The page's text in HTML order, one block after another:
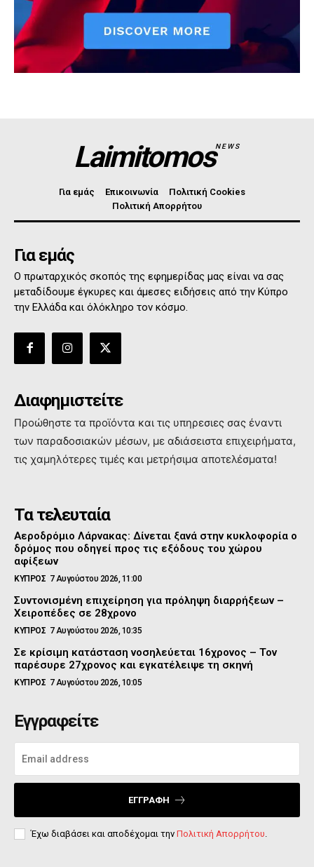
LaimitomosNEWS
Για εμάς Επικοινωνία
Πολιτική Cookies
Πολιτική Απορρήτου
Για εμάς
Ο πρωταρχικός σκοπός της εφημερίδας μας είναι να σας
μεταδίδουμε έγκυρες και άμεσες ειδήσεις από την Κύπρο
την Ελλάδα και όλόκληρο τον κόσμο.
Διαφημιστείτε
Προώθηστε τα προϊόντα και τις υπηρεσιες σας έναντι
των παραδοσιακών μέσων, με αδιάσειστα επιχειρήματα,
τις χαμηλότερες τιμές και μετρήσιμα αποτελέσματα!
Τα τελευταία
Αεροδρόμιο Λάρνακας: Δίνεται ξανά στην κυκλοφορία ο
δρόμος που οδηγεί προς τις εξόδους του χώρου
αφίξεων
ΚΥΠΡΟΣ 7 Αυγούστου 2026, 11:00
Συντονισμένη επιχείρηση για πρόληψη διαρρήξεων –
Χειροπέδες σε 28χρονο
ΚΥΠΡΟΣ 7 Αυγούστου 2026, 10:35
Σε κρίσιμη κατάσταση νοσηλεύεται 16χρονος – Τον
παρέσυρε 27χρονος και εγκατέλειψε τη σκηνή
ΚΥΠΡΟΣ 7 Αυγούστου 2026, 10:05
Εγγραφείτε
ΕΓΓΡΑΦΉ
Έχω διαβάσει και αποδέχομαι την Πολιτική Απορρήτου